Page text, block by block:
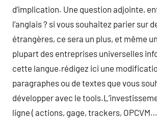
d’implication. Une question adjointe,
l’anglais ? si vous souhaitez parier sur
étrangères, ce sera un plus, et même
plupart des entreprises universelles
cette langue.rédigez ici une
paragraphes ou de textes que vous
développer avec le
ligne ( actions, gage, trackers, OPCVM…